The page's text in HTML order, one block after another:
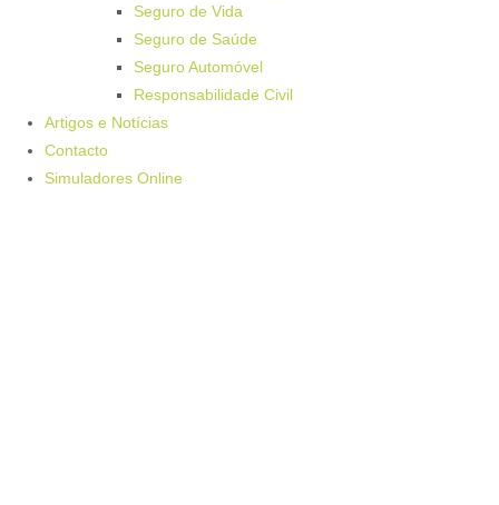
Seguro de Vida
Seguro de Saúde
Seguro Automóvel
Responsabilidade Civil
Artigos e Notícias
Contacto
Simuladores Online